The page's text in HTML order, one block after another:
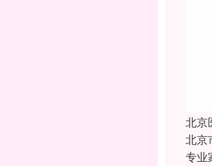
北京
北京
专业